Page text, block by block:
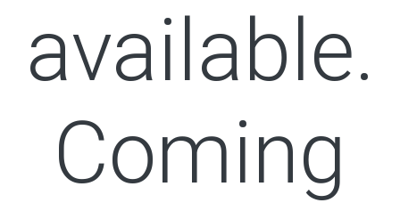
available.
Coming